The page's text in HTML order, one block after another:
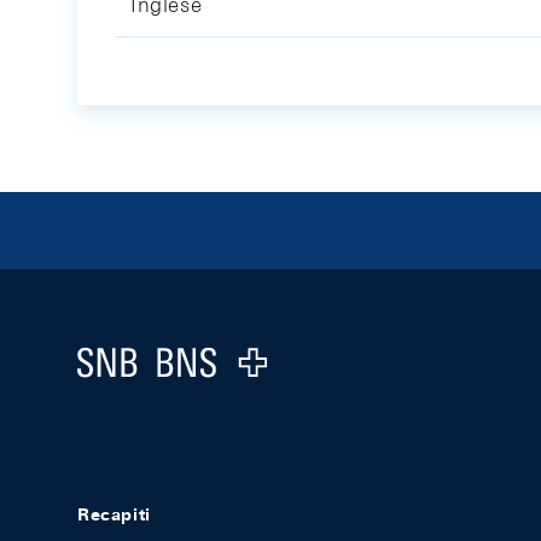
Inglese
Logo
Recapiti